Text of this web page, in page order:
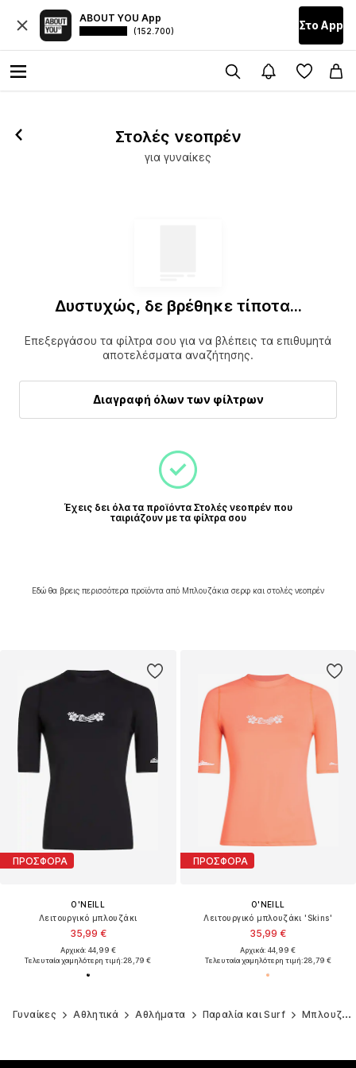
ABOUT YOU App
(152.700) Στο Αpp
Στολές νεοπρέν
για γυναίκες
Δυστυχώς, δε βρέθηκε τίποτα...
Επεξεργάσου τα φίλτρα σου για να βλέπεις τα επιθυμητά
αποτελέσματα αναζήτησης.
Διαγραφή όλων των φίλτρων
Έχεις δει όλα τα προϊόντα Στολές νεοπρέν που
ταιριάζουν με τα φίλτρα σου
Εδώ θα βρεις περισσότερα προϊόντα από Μπλουζάκια σερφ και στολές νεοπρέν
ΠΡΟΣΦΟΡΑ
O'NEILL
Λειτουργικό μπλουζάκι
35,99 €
Αρχικά: 44,99 €
Τελευταία χαμηλότερη τιμή:28,79 €
ΠΡΟΣΦΟΡΑ
O'NEILL
Λειτουργικό μπλουζάκι 'Skins'
35,99 €
Αρχικά: 44,99 €
Τελευταία χαμηλότερη τιμή:28,79 €
Γυναίκες Αθλητικά Αθλήματα Παραλία και Surf Μπλουζάκια σερφ και στολές νεοπρέν